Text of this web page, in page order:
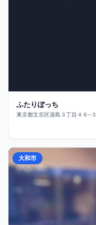
ふたりぼっち
東京都文京区湯島３丁目４６−
大和市